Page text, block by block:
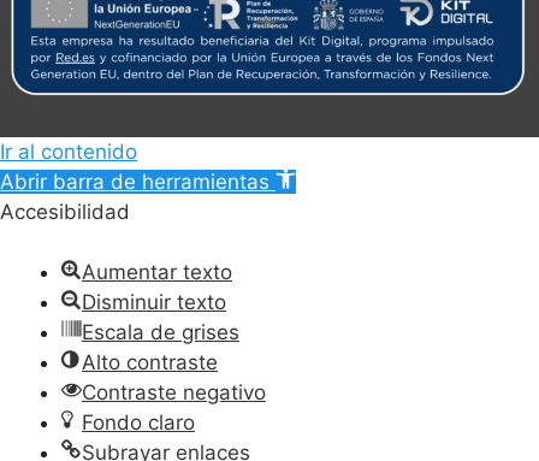
Ir al contenido
Abrir barra de herramientas
Accesibilidad
Aumentar texto
Disminuir texto
Escala de grises
Alto contraste
Contraste negativo
Fondo claro
Subrayar enlaces